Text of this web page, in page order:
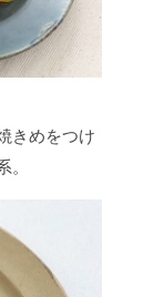
きめをつけ
。